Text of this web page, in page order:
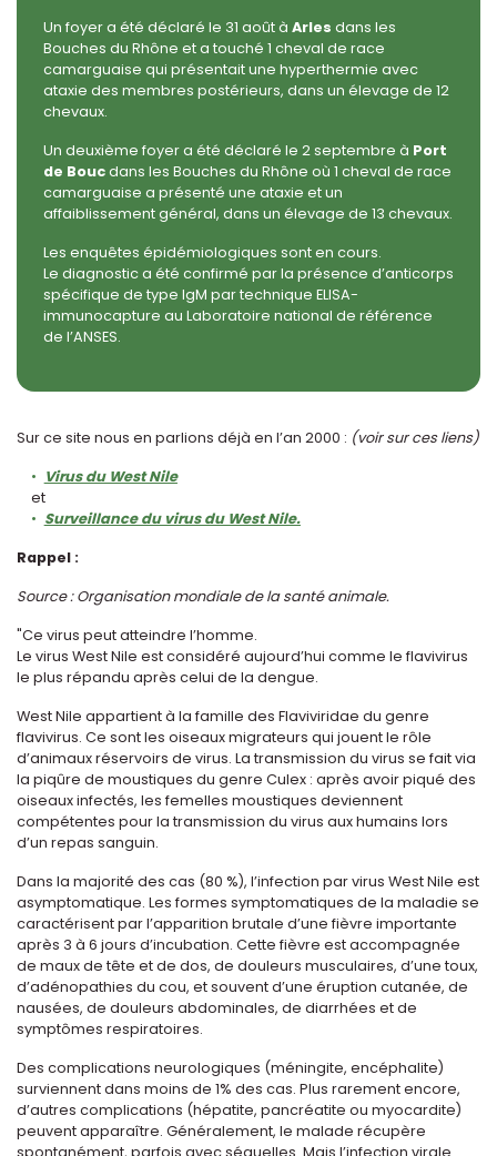
Un foyer a été déclaré le 31 août à Arles dans les
Bouches du Rhône et a touché 1 cheval de race
camarguaise qui présentait une hyperthermie avec
ataxie des membres postérieurs, dans un élevage de 12
chevaux.
Un deuxième foyer a été déclaré le 2 septembre à Port
de Boucdans les Bouches du Rhône où 1 cheval de race
camarguaise a présenté une ataxie et un
affaiblissement général, dans un élevage de 13 chevaux.
Les enquêtes épidémiologiques sont en cours.
Le diagnostic a été confirmé par la présence d’anticorps
spécifique de type IgM par technique ELISA-
immunocapture au Laboratoire national de référence
de l’ANSES.
Sur ce site nous en parlions déjà en l’an 2000 : (voir sur ces liens)
Virus du West Nile
et
Surveillance du virus du West Nile.
Rappel :
Source : Organisation mondiale de la santé animale.
"Ce virus peut atteindre l’homme.
Le virus West Nile est considéré aujourd’hui comme le flavivirus
le plus répandu après celui de la dengue.
West Nile appartient à la famille des Flaviviridae du genre
flavivirus. Ce sont les oiseaux migrateurs qui jouent le rôle
d’animaux réservoirs de virus. La transmission du virus se fait via
la piqûre de moustiques du genre Culex : après avoir piqué des
oiseaux infectés, les femelles moustiques deviennent
compétentes pour la transmission du virus aux humains lors
d’un repas sanguin.
Dans la majorité des cas (80 %), l’infection par virus West Nile est
asymptomatique. Les formes symptomatiques de la maladie se
caractérisent par l’apparition brutale d’une fièvre importante
après 3 à 6 jours d’incubation. Cette fièvre est accompagnée
de maux de tête et de dos, de douleurs musculaires, d’une toux,
d’adénopathies du cou, et souvent d’une éruption cutanée, de
nausées, de douleurs abdominales, de diarrhées et de
symptômes respiratoires.
Des complications neurologiques (méningite, encéphalite)
surviennent dans moins de 1% des cas. Plus rarement encore,
d’autres complications (hépatite, pancréatite ou myocardite)
peuvent apparaître. Généralement, le malade récupère